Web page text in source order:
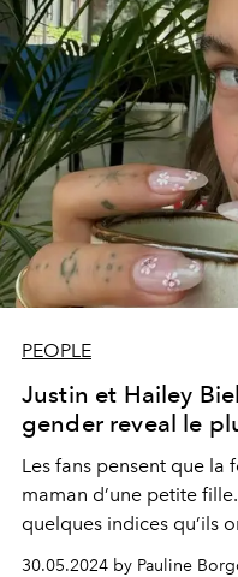
PEOPLE
Justin et Hailey
gender reveal le
Les fans pensent que la
maman d’une petite fille.
quelques indices qu’ils
30.05.2024 by Pauline